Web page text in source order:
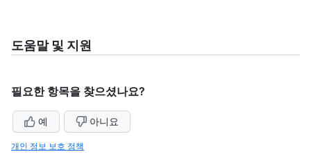
도움말 및 지원
필요한 항목을 찾으셨나요?
예 아니요
개인 정보 보호 정책